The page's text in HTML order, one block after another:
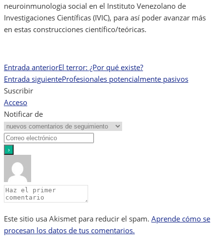
neuroinmunologia social en el Instituto Venezolano de
Investigaciones Científicas (IVIC), para así poder avanzar más
en estas construcciones científico/teóricas.
Navegación
de
entradas
Entrada anteriorEl terror: ¿Por qué existe?
Entrada siguienteProfesionales potencialmente pasivos
Suscribir
Acceso
Notificar de
Este sitio usa Akismet para reducir el spam. Aprende cómo se
procesan los datos de tus comentarios.